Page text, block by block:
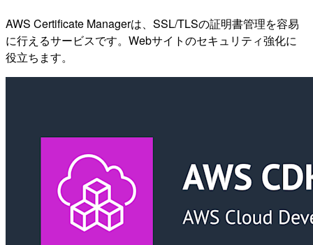
AWS Certificate Managerは、SSL/TLSの証明書管理を容易
に行えるサービスです。Webサイトのセキュリティ強化に
役立ちます。